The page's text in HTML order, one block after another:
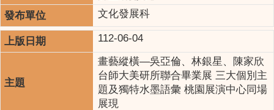
文化發展科
112-06-04
畫藝縱橫—吳亞倫、林銀星、陳家欣
台師大美研所聯合畢業展 三大個別主
題及獨特水墨語彙 桃園展演中心同場
展現